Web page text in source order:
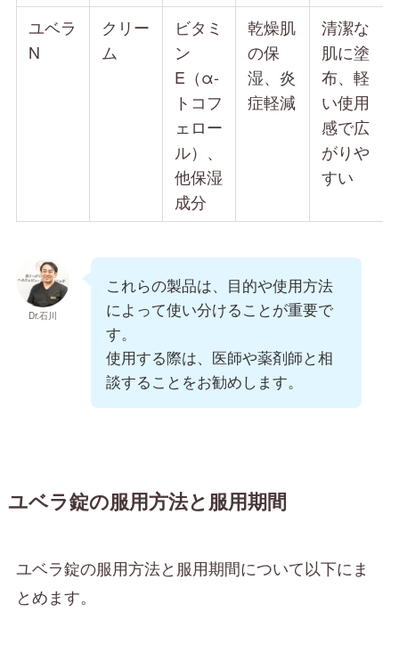
ユベラ
N
クリー
ム
ビタミ
ン
E（α-
トコフ
ェロー
ル）、
他保湿
成分
乾燥肌
の保
湿、炎
症軽減
清潔な
肌に塗
布、軽
い使用
感で広
がりや
すい
Dr.石川
これらの製品は、目的や使用方法
によって使い分けることが重要で
す。
使用する際は、医師や薬剤師と相
談することをお勧めします。
ユベラ錠の服用方法と服用期間
ユベラ錠の服用方法と服用期間について以下にま
とめます。